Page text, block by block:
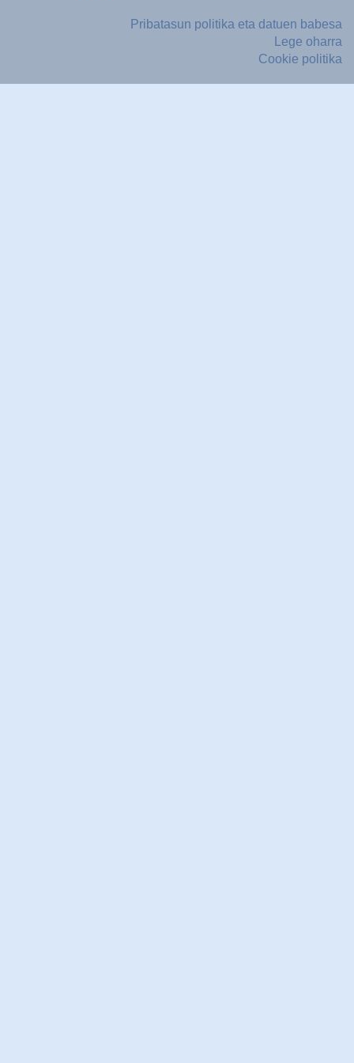
Pribatasun politika eta datuen babesa
Lege oharra
Cookie politika